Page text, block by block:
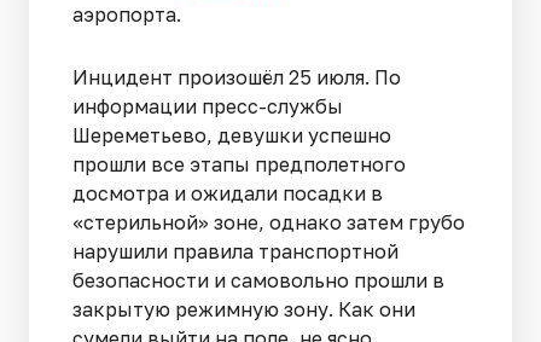
аэропорта.
Инцидент произошёл 25 июля. По
информации пресс-службы
Шереметьево, девушки успешно
прошли все этапы предполетного
досмотра и ожидали посадки в
«стерильной» зоне, однако затем грубо
нарушили правила транспортной
безопасности и самовольно прошли в
закрытую режимную зону. Как они